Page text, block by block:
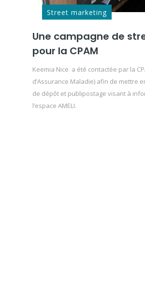
Street marketing
Une campagne de
pour la CPAM
Keemia Nice a été contactée par la
d’Assurance Maladie) afin de mettre
de dépôt et publipostage visant à
l’espace AMELI.